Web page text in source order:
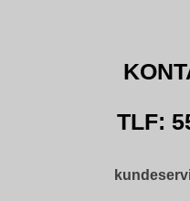
TLF: